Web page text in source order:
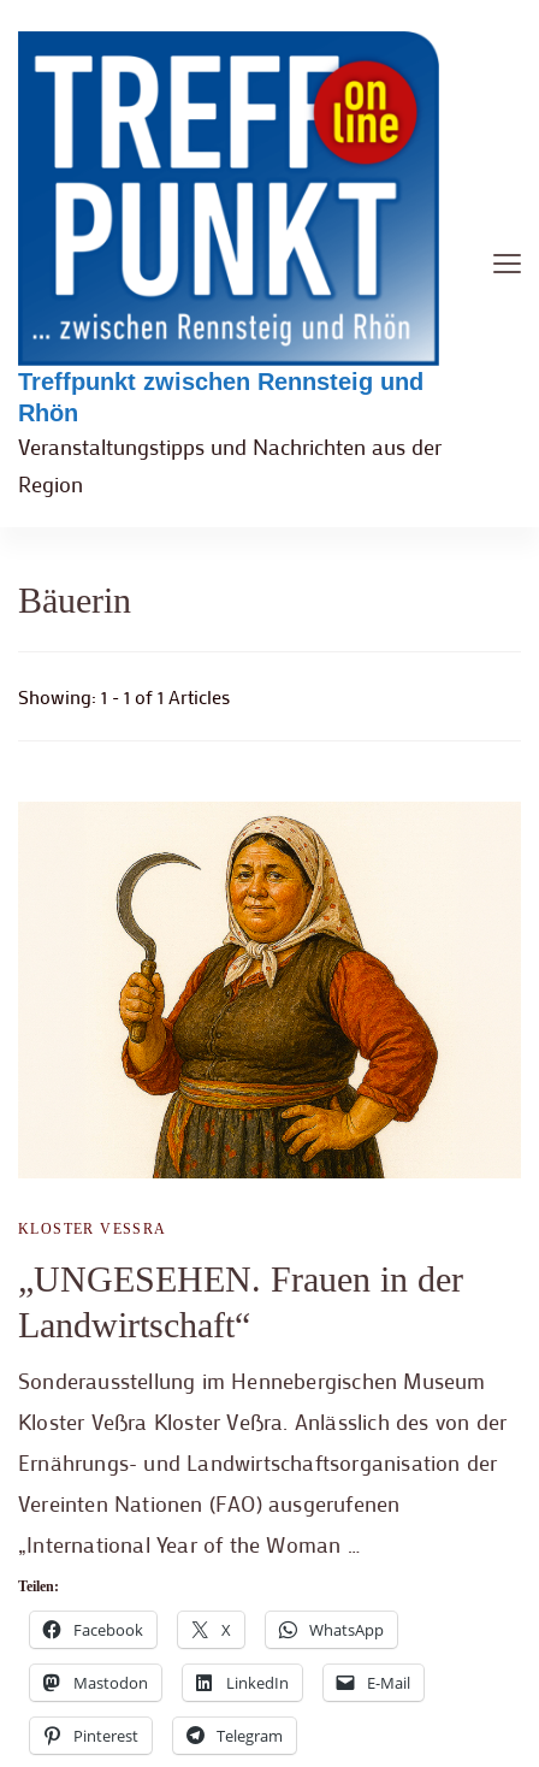
Treffpunkt zwischen Rennsteig und
Rhön
Veranstaltungstipps und Nachrichten aus der
Region
Bäuerin
Showing: 1 - 1 of 1 Articles
KLOSTER VESSRA
„UNGESEHEN. Frauen in der
Landwirtschaft“
Sonderausstellung im Hennebergischen Museum
Kloster Veßra Kloster Veßra. Anlässlich des von der
Ernährungs- und Landwirtschaftsorganisation der
Vereinten Nationen (FAO) ausgerufenen
„International Year of the Woman …
Teilen:
Facebook X WhatsApp
Mastodon LinkedIn E-Mail
Pinterest Telegram